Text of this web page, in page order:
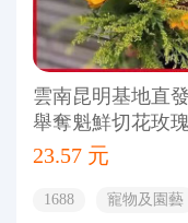
雲南昆明基地直
舉奪魁鮮切花玫
23.57 元
1688 寵物及園藝